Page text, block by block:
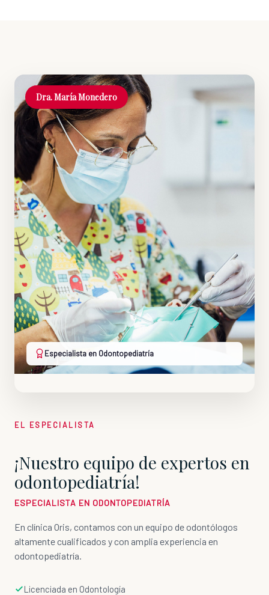
Dra. María Monedero
Especialista en Odontopediatría
EL ESPECIALISTA
¡Nuestro equipo de expertos en
odontopediatría!
ESPECIALISTA EN ODONTOPEDIATRÍA
En clínica Oris, contamos con un equipo de odontólogos
altamente cualificados y con amplia experiencia en
odontopediatría.
Licenciada en Odontología